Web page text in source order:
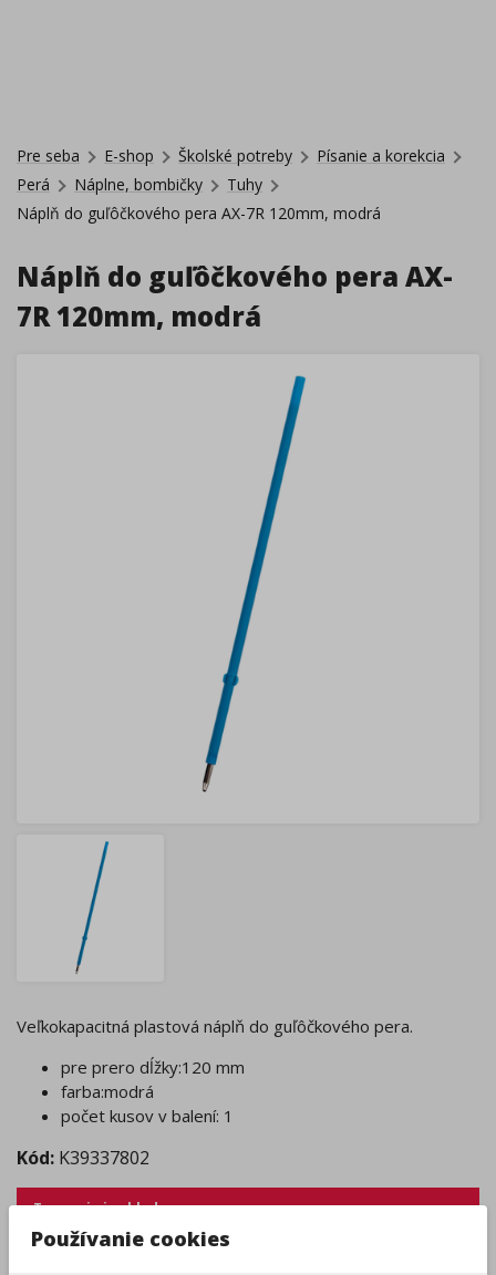
Pre seba E-shop Školské potreby
Písanie a korekcia
Perá
Náplne, bombičky
Tuhy
Náplň do guľôčkového pera AX-7R 120mm, modrá
Náplň do guľôčkového pera AX-
7R 120mm, modrá
Veľkokapacitná plastová náplň do guľôčkového pera.
pre prero dĺžky:120 mm
farba:modrá
počet kusov v balení: 1
Kód: K39337802
Tovar nie je skladom.
Tento produkt momentálne nie je možné objednať.
Zobraziť dostupnosť v predajniach
Používanie cookies